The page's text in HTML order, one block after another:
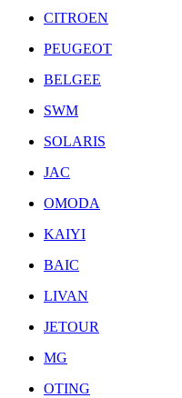
CITROEN
PEUGEOT
BELGEE
SWM
SOLARIS
JAC
OMODA
KAIYI
BAIC
LIVAN
JETOUR
MG
OTING